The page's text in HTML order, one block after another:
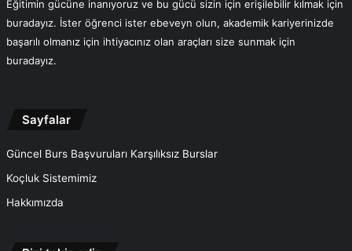
Eğitimin gücüne inanıyoruz ve bu gücü sizin için erişilebilir kılmak için
buradayız. İster öğrenci ister ebeveyn olun, akademik kariyerinizde
başarılı olmanız için ihtiyacınız olan araçları size sunmak için
buradayız.
Sayfalar
Güncel Burs Başvuruları Karşılıksız Burslar
Koçluk Sistemimiz
Hakkımızda